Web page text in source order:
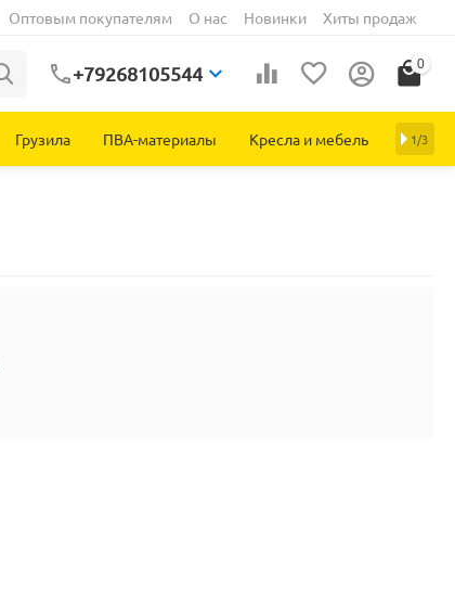
Оптовым покупателям О нас Новинки Хиты продаж
+79268105544 0
Грузила ПВА-материалы Кресла и мебель 1/3